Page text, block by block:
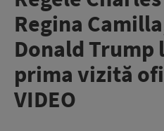
Regina
Donald Trump
prima vizită
VIDEO